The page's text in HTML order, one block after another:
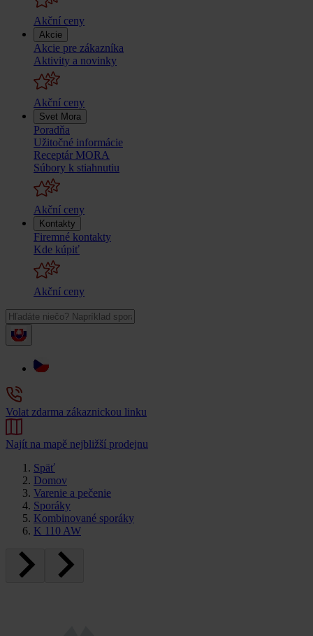
Akční ceny
Akcie
Akcie pre zákazníka
Aktivity a novinky
Akční ceny
Svet Mora
Poradňa
Užitočné informácie
Receptár MORA
Súbory k stiahnutiu
Akční ceny
Kontakty
Firemné kontakty
Kde kúpiť
Akční ceny
Volat zdarma zákaznickou linku
Najít na mapě nejbližší prodejnu
Späť
Domov
Varenie a pečenie
Sporáky
Kombinované sporáky
K 110 AW